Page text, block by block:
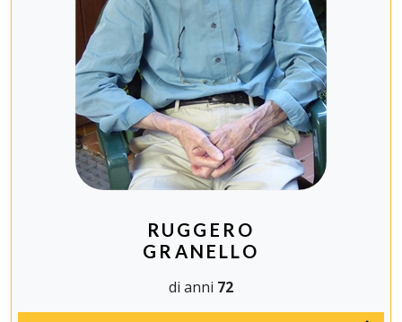
RUGGERO
GRANELLO
di anni 72